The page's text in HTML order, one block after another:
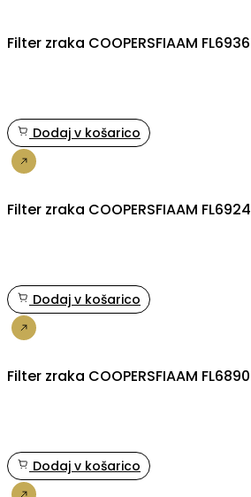
Filter zraka COOPERSFIAAM FL6936
Dodaj v košarico
Filter zraka COOPERSFIAAM FL6924
Dodaj v košarico
Filter zraka COOPERSFIAAM FL6890
Dodaj v košarico